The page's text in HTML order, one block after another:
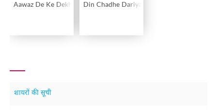
Aawaz De Ke Dekh Lo Din Chadhe Dariya Chadhe
शायरों की सूची